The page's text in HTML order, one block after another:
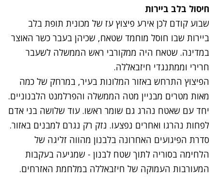
חיסול בלב ביירות
שבוע קודם לכן אירע פיצוץ עז של מכונית תופת בלב
ביירות שבו חוסל מוחמד שטאח, שכיהן בעבר כשר האוצר
במדינה. שטאח היה ממקורבי ראש הממשלה לשעבר
חרירי וממתנגדי חיזבאללה.
הפיצוץ התרחש באזור המלונות בעיר, במרחק של כמה
מאות מטרים מבניין מטה הממשלה והפרלמנט הלבנוניים.
יחד עם שאטח נהרג גם שומר ראשו. עוד שלושה בני אדם
לפחות נהרגו ואחרים נפצעו. נזק רק נגרם למבנים באזור.
סדרת הפיגועים האחרונה בלבנון מהווה זליגה של
הלחימה בסוריה לתוך שטח לבנון - שמגיעה בעקבות
המעורבות העמוקה של חיזבאללה במלחמת האזרחים.